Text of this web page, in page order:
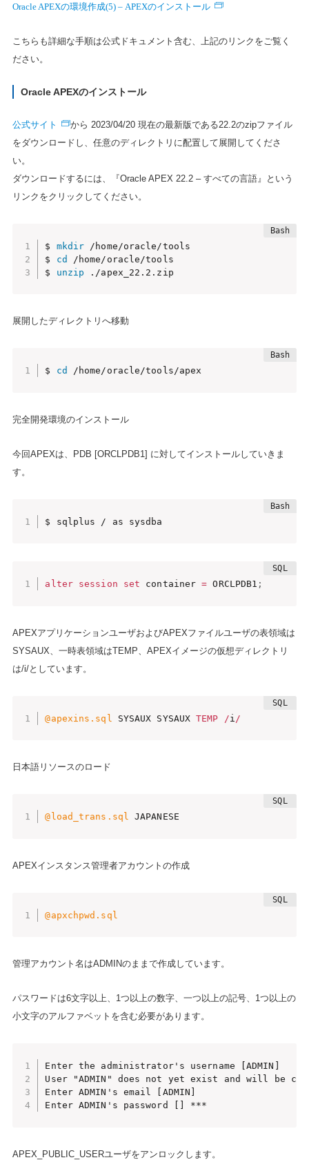
Oracle APEXの環境作成(5) – APEXのインストール
こちらも詳細な手順は公式ドキュメント含む、上記のリンクをご覧く
ださい。
Oracle APEXのインストール
公式サイト
から 2023/04/20 現在の最新版である22.2のzipファイル
をダウンロードし、任意のディレクトリに配置して展開してくださ
い。
ダウンロードするには、『Oracle APEX 22.2 – すべての言語』という
リンクをクリックしてください。
$ mkdir /home/oracle/tools
$ cd
/home/oracle/tools
$ unzip ./apex_22.2.zip
展開したディレクトリへ移動
$ cd /home/oracle/tools/apex
完全開発環境のインストール
今回APEXは、PDB [ORCLPDB1] に対してインストールしていきま
す。
$ sqlplus / as sysdba
alter session set container = ORCLPDB1 ;
APEXアプリケーションユーザおよびAPEXファイルユーザの表領域は
SYSAUX、一時表領域はTEMP、APEXイメージの仮想ディレクトリ
は/i/としています。
@apexins.sql SYSAUX SYSAUX TEMP /i /
日本語リソースのロード
@load_trans.sql JAPANESE
APEXインスタンス管理者アカウントの作成
@apxchpwd.sql
管理アカウント名はADMINのままで作成しています。
パスワードは6文字以上、1つ以上の数字、一つ以上の記号、1つ以上の
小文字のアルファベットを含む必要があります。
Enter the administrator's username [ADMIN]
User "ADMIN" does not yet exist and will be
Enter ADMIN's email [ADMIN]
Enter ADMIN's password [] ***
APEX_PUBLIC_USERユーザをアンロックします。